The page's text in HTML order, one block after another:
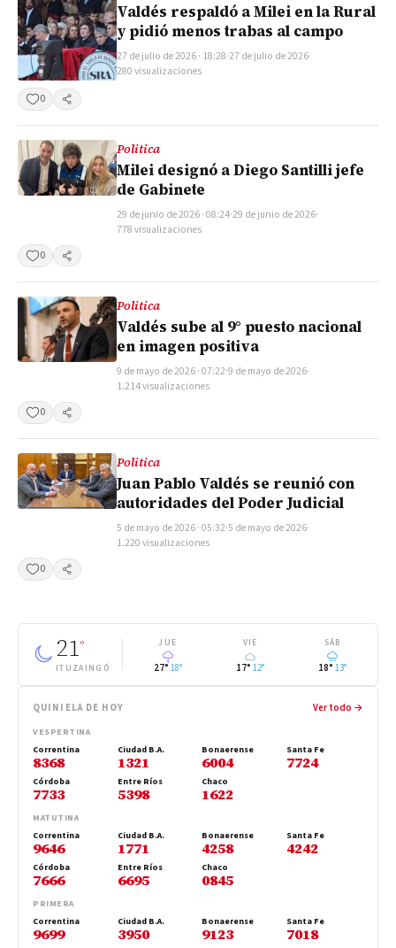
Valdés respaldó a Milei en la Rural
y pidió menos trabas al campo
27 de julio de 2026 · 18:28·27 de julio de 2026·
280 visualizaciones
0
Compartir
Politica
Milei designó a Diego Santilli jefe
de Gabinete
29 de junio de 2026 · 08:24·29 de junio de 2026·
778 visualizaciones
0
Compartir
Politica
Valdés sube al 9° puesto nacional
en imagen positiva
9 de mayo de 2026 · 07:22·9 de mayo de 2026·
1.214 visualizaciones
0
Compartir
Politica
Juan Pablo Valdés se reunió con
autoridades del Poder Judicial
5 de mayo de 2026 · 05:32·5 de mayo de 2026·
1.220 visualizaciones
0
Compartir
21°
ITUZAINGÓ
JUE
27°18°
VIE
17° 12°
SÁB
18° 13°
QUINIELA DE HOY Ver todo →
VESPERTINA
Correntina
8368
Ciudad B.A.
1321
Bonaerense
6004
Santa Fe
7724
Córdoba
7733
Entre Ríos
5398
Chaco
1622
MATUTINA
Correntina
9646
Ciudad B.A.
1771
Bonaerense
4258
Santa Fe
4242
Córdoba
7666
Entre Ríos
6695
Chaco
0845
PRIMERA
Correntina
9699
Ciudad B.A.
3950
Bonaerense
9123
Santa Fe
7018